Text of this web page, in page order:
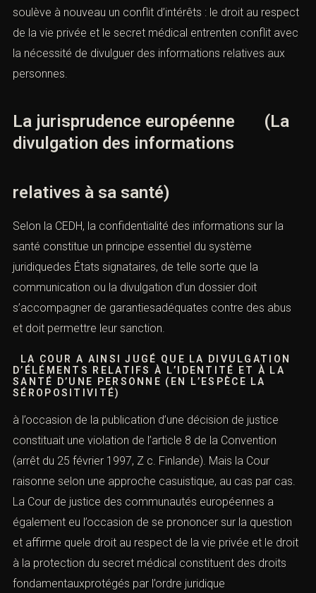
soulève à nouveau un conflit d’intérêts : le droit au respect
de la vie privée et le secret médical entrenten conflit avec
la nécessité de divulguer des informations relatives aux
personnes.
La jurisprudence européenne (La
divulgation des informations
relatives à sa santé)
Selon la CEDH, la confidentialité des informations sur la
santé constitue un principe essentiel du système
juridiquedes États signataires, de telle sorte que la
communication ou la divulgation d’un dossier doit
s’accompagner de garantiesadéquates contre des abus
et doit permettre leur sanction.
LA COUR A AINSI JUGÉ QUE LA DIVULGATION
D’ÉLÉMENTS RELATIFS À L’IDENTITÉ ET À LA
SANTÉ D’UNE PERSONNE (EN L’ESPÈCE LA
SÉROPOSITIVITÉ)
à l’occasion de la publication d’une décision de justice
constituait une violation de l’article 8 de la Convention
(arrêt du 25 février 1997, Z c. Finlande). Mais la Cour
raisonne selon une approche casuistique, au cas par cas.
La Cour de justice des communautés européennes a
également eu l’occasion de se prononcer sur la question
et affirme quele droit au respect de la vie privée et le droit
à la protection du secret médical constituent des droits
fondamentauxprotégés par l’ordre juridique